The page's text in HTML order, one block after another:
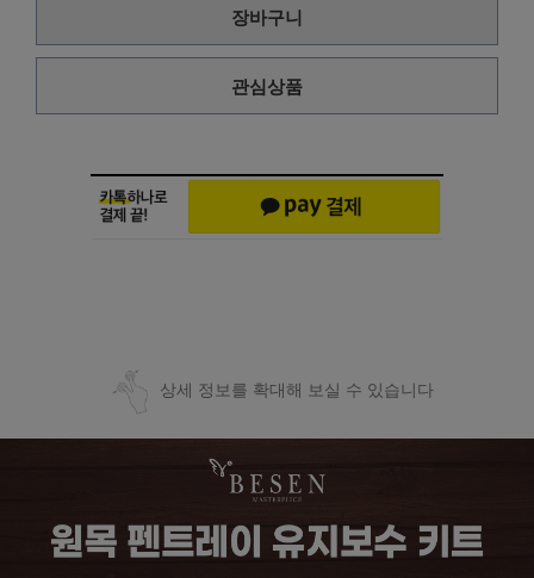
장바구니
관심상품
상세 정보를 확대해 보실 수 있습니다